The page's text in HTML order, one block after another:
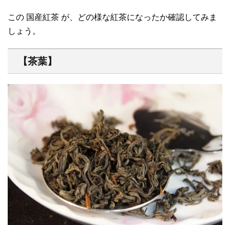
この 国産紅茶 が、どの様な紅茶になったか確認してみま
しょう。
【茶葉】